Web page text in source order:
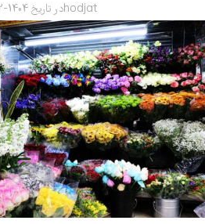
hodjatدر تاریخ 1404-12-04